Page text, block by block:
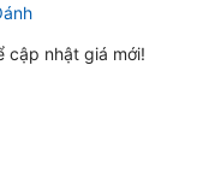
cập nhật giá mới!